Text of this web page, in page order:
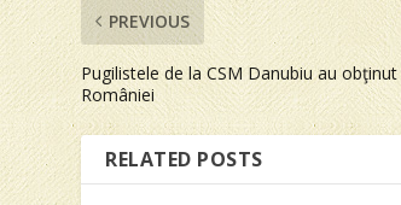
PREVIOUS
Pugilistele de la CSM Danubiu au
României
RELATED POSTS